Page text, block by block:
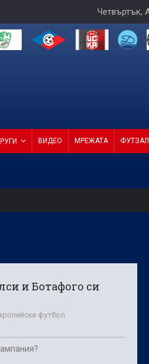
Четвъртък,
ВИДЕО МРЕЖАТА ФУТЗАЛ
и Ботафого си
футбол